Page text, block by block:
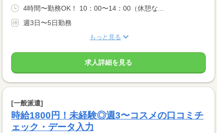
4時間〜勤務OK！ 10：00〜14：00（休憩な...
週3日〜5日勤務
もっと見る
求人詳細を見る
[一般派遣]
時給1800円！未経験◎週3〜コスメの口コミチ
ェック・データ入力